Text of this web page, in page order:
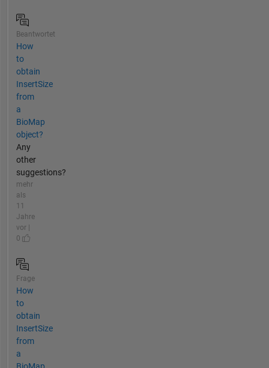
Beantwortet
How
to
obtain
InsertSize
from
a
BioMap
object?
Any
other
suggestions?
mehr
als
11
Jahre
vor |
0
Frage
How
to
obtain
InsertSize
from
a
BioMap